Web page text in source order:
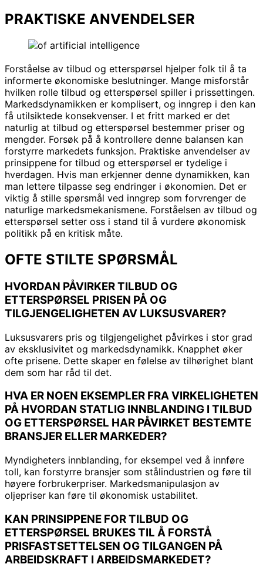
PRAKTISKE ANVENDELSER
Forståelse av tilbud og etterspørsel hjelper folk til å ta
informerte økonomiske beslutninger. Mange misforstår
hvilken rolle tilbud og etterspørsel spiller i prissettingen.
Markedsdynamikken er komplisert, og inngrep i den kan
få utilsiktede konsekvenser. I et fritt marked er det
naturlig at tilbud og etterspørsel bestemmer priser og
mengder. Forsøk på å kontrollere denne balansen kan
forstyrre markedets funksjon. Praktiske anvendelser av
prinsippene for tilbud og etterspørsel er tydelige i
hverdagen. Hvis man erkjenner denne dynamikken, kan
man lettere tilpasse seg endringer i økonomien. Det er
viktig å stille spørsmål ved inngrep som forvrenger de
naturlige markedsmekanismene. Forståelsen av tilbud og
etterspørsel setter oss i stand til å vurdere økonomisk
politikk på en kritisk måte.
OFTE STILTE SPØRSMÅL
HVORDAN PÅVIRKER TILBUD OG
ETTERSPØRSEL PRISEN PÅ OG
TILGJENGELIGHETEN AV LUKSUSVARER?
Luksusvarers pris og tilgjengelighet påvirkes i stor grad
av eksklusivitet og markedsdynamikk. Knapphet øker
ofte prisene. Dette skaper en følelse av tilhørighet blant
dem som har råd til det.
HVA ER NOEN EKSEMPLER FRA VIRKELIGHETEN
PÅ HVORDAN STATLIG INNBLANDING I TILBUD
OG ETTERSPØRSEL HAR PÅVIRKET BESTEMTE
BRANSJER ELLER MARKEDER?
Myndigheters innblanding, for eksempel ved å innføre
toll, kan forstyrre bransjer som stålindustrien og føre til
høyere forbrukerpriser. Markedsmanipulasjon av
oljepriser kan føre til økonomisk ustabilitet.
KAN PRINSIPPENE FOR TILBUD OG
ETTERSPØRSEL BRUKES TIL Å FORSTÅ
PRISFASTSETTELSEN OG TILGANGEN PÅ
ARBEIDSKRAFT I ARBEIDSMARKEDET?